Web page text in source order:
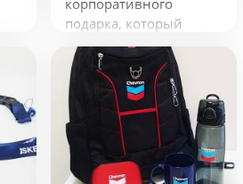
корпоративного
подарка, который
можно использовать в
течение всего года, мы
предложили набор из
рюкзака, фонарика,
термокружки и
беспроводного
зарядного устройства.